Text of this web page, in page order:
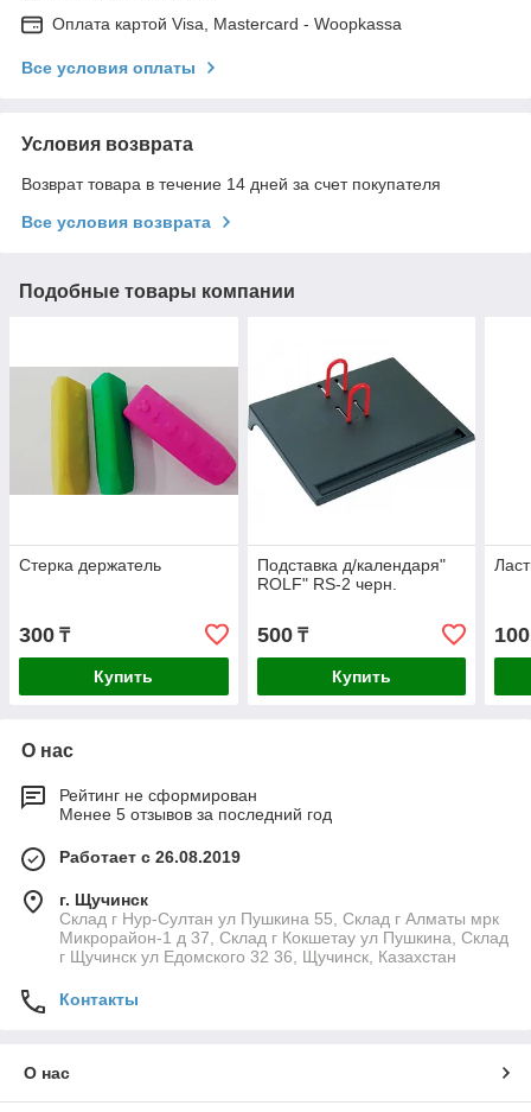
Оплата картой Visa, Mastercard - Woopkassa
Все условия оплаты
Условия возврата
Возврат товара в течение 14 дней за счет покупателя
Все условия возврата
Подобные товары компании
Стерка держатель
300 ₸
Купить
Подставка д/календаря"
ROLF" RS-2 черн.
500₸
Купить
100
О нас
Рейтинг не сформирован
Менее 5 отзывов за последний год
Работает с 26.08.2019
г. Щучинск
Склад г Нур-Султан ул Пушкина 55, Склад г Алматы мрк
Микрорайон-1 д 37, Склад г Кокшетау ул Пушкина, Склад
г Щучинск ул Едомского 32 36, Щучинск, Казахстан
Контакты
О нас